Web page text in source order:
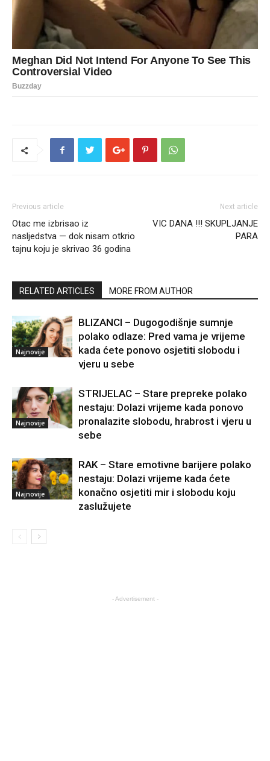
Previous article
Otac me izbrisao iz
nasljedstva — dok nisam otkrio
tajnu koju je skrivao 36 godina
Next article
VIC DANA !!! SKUPLJANJE
PARA
RELATED ARTICLES MORE FROM AUTHOR
Najnovije
BLIZANCI – Dugogodišnje sumnje
polako odlaze: Pred vama je vrijeme
kada ćete ponovo osjetiti slobodu i
vjeru u sebe
Najnovije
STRIJELAC – Stare prepreke polako
nestaju: Dolazi vrijeme kada ponovo
pronalazite slobodu, hrabrost i vjeru u
sebe
Najnovije
RAK – Stare emotivne barijere polako
nestaju: Dolazi vrijeme kada ćete
konačno osjetiti mir i slobodu koju
zaslužujete
- Advertisement -